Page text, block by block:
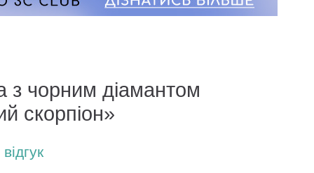
з чорним діамантом
скорпіон»